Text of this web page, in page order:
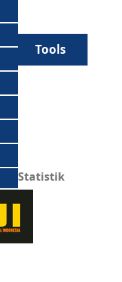
Tools
Statistik